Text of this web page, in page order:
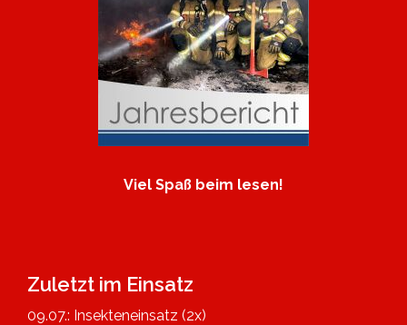
Viel Spaß beim lesen!
Zuletzt im Einsatz
09.07.: Insekteneinsatz (2x)